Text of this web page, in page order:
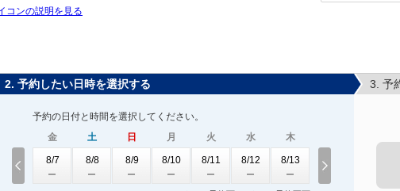
コンの説明を見る
2. 予約したい日時を選択する
予約の日付と時間を選択してください。
金
8/7
土
8/8
日
8/9
月
8/10
火
8/11
水
8/12
木
8/13
3. 予